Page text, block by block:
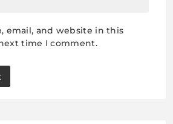
email, and website in this
time I comment.